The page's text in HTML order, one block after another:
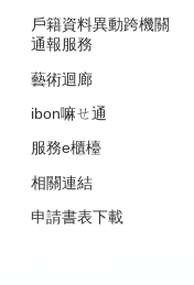
戶籍資料異動跨機關
通報服務
藝術迴廊
ibon嘛ㄝ通
服務e櫃檯
相關連結
申請書表下載